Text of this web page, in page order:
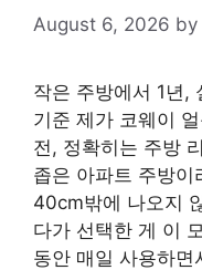
August 6, 2026 by
작은 주방에서 1년,
기준 제가 코웨이
전, 정확히는 주방
좁은 아파트 주방
40cm밖에 나오지
다가 선택한 게 이
동안 매일 사용하면